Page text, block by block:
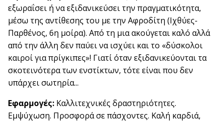
εξωραΐσει ή να εξιδανικεύσει την πραγματικότητα,
μέσω της αντίθεσης του με την Αφροδίτη (Ιχθύες-
Παρθένος, 6η μοίρα). Από τη μια ακούγεται καλό αλλά
από την άλλη δεν παύει να ισχύει και το «δύσκολοι
καιροί για πρίγκιπες»! Γιατί όταν εξιδανικεύονται τα
σκοτεινότερα των ενστίκτων, τότε είναι που δεν
υπάρχει σωτηρία...
Εφαρμογές: Καλλιτεχνικές δραστηριότητες.
Εμψύχωση. Προσφορά σε πάσχοντες. Καλή καρδιά,